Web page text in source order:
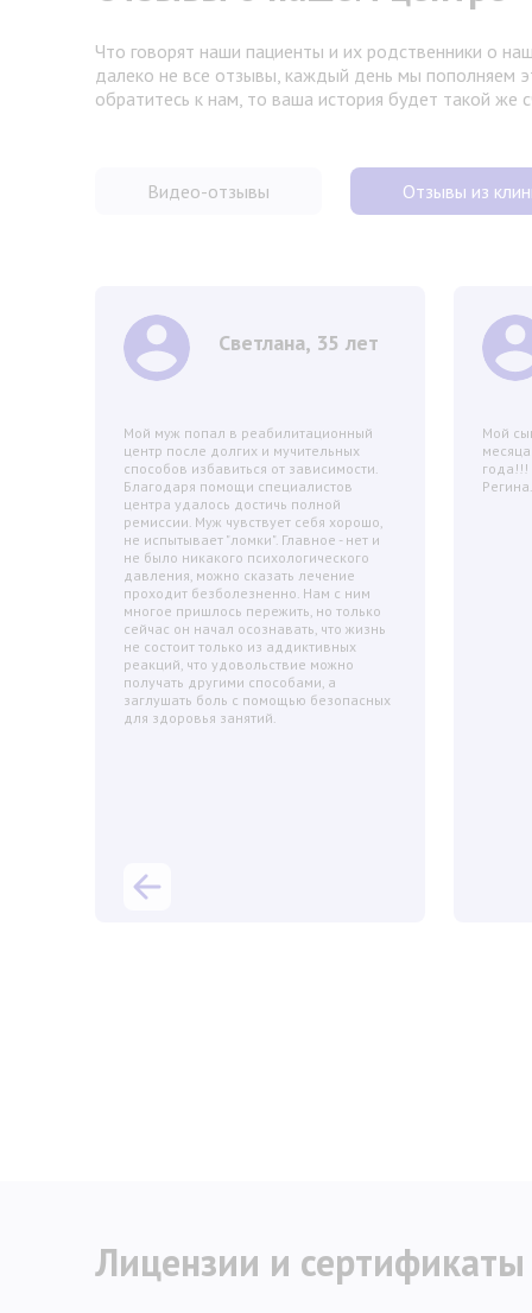
Что говорят наши пациенты и их родственники о
далеко не все отзывы, каждый день мы пополняем
обратитесь к нам, то ваша история будет такой же
Видео-отзывы Отзывы из
Светлана, 35 лет
Мой муж попал в реабилитационный
центр после долгих и мучительных
способов избавиться от зависимости.
Благодаря помощи специалистов
центра удалось достичь полной
ремиссии. Муж чувствует себя хорошо,
не испытывает "ломки". Главное - нет и
не было никакого психологического
давления, можно сказать лечение
проходит безболезненно. Нам с ним
многое пришлось пережить, но только
сейчас он начал осознавать, что жизнь
не состоит только из аддиктивных
реакций, что удовольствие можно
получать другими способами, а
заглушать боль с помощью безопасных
для здоровья занятий.
Мой
Регина.
Лицензии и сертификаты